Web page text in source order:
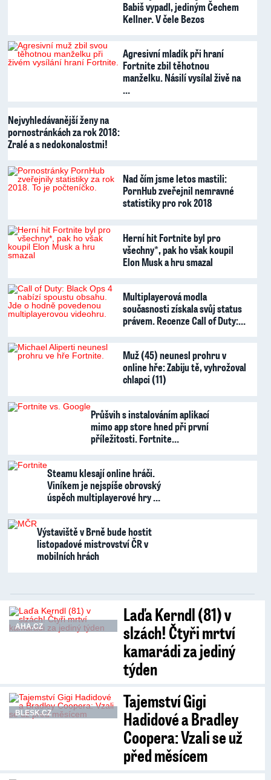
Babiš vypadl, jediným Čechem
Kellner. V čele Bezos
Agresivní mladík při hraní
Fortnite zbil těhotnou
manželku. Násilí vysílal živě na
…
Nejvyhledávanější ženy na
pornostránkách za rok 2018:
Zralé a s nedokonalostmi!
Nad čím jsme letos mastili:
PornHub zveřejnil nemravné
statistiky pro rok 2018
Herní hit Fortnite byl pro
všechny*, pak ho však koupil
Elon Musk a hru smazal
Multiplayerová modla
současnosti získala svůj status
právem. Recenze Call of Duty:…
Muž (45) neunesl prohru v
online hře: Zabiju tě, vyhrožoval
chlapci (11)
Průšvih s instalováním aplikací
mimo app store hned při první
příležitosti. Fortnite…
Steamu klesají online hráči.
Viníkem je nejspíše obrovský
úspěch multiplayerové hry …
Výstaviště v Brně bude hostit
listopadové mistrovství ČR v
mobilních hrách
AHA.CZ
Laďa Kerndl (81) v
slzách! Čtyři mrtví
kamarádi za jediný
týden
BLESK.CZ
Tajemství Gigi
Hadidové a Bradley
Coopera: Vzali se už
před měsícem